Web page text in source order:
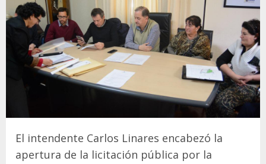
El intendente Carlos Linares encabezó la
apertura de la licitación pública por la